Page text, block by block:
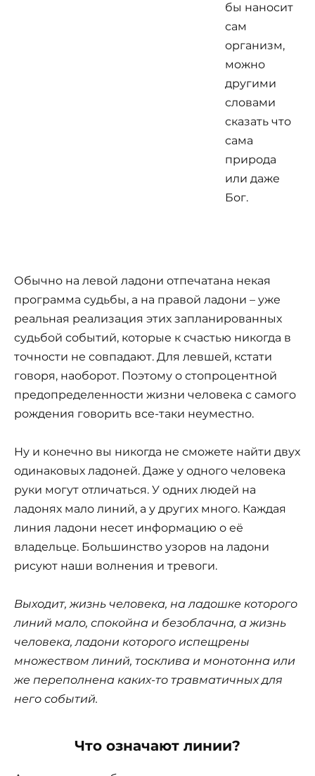
бы наносит
сам
организм,
можно
другими
словами
сказать что
сама
природа
или даже
Бог.
Обычно на левой ладони отпечатана некая
программа судьбы, а на правой ладони – уже
реальная реализация этих запланированных
судьбой событий, которые к счастью никогда в
точности не совпадают. Для левшей, кстати
говоря, наоборот. Поэтому о стопроцентной
предопределенности жизни человека с самого
рождения говорить все-таки неуместно.
Ну и конечно вы никогда не сможете найти двух
одинаковых ладоней. Даже у одного человека
руки могут отличаться. У одних людей на
ладонях мало линий, а у других много. Каждая
линия ладони несет информацию о её
владельце. Большинство узоров на ладони
рисуют наши волнения и тревоги.
Выходит, жизнь человека, на ладошке которого
линий мало, спокойна и безоблачна, а жизнь
человека, ладони которого испещрены
множеством линий, тосклива и монотонна или
же переполнена каких-то травматичных для
него событий.
Что означают линии?